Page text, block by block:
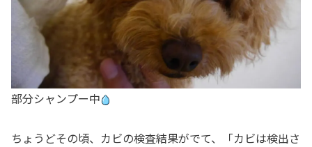
部分シャンプー中
ちょうどその頃、カビの検査結果がでて、「カビは検出さ